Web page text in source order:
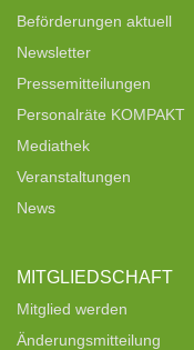
Beförderungen aktuell
Newsletter
Pressemitteilungen
Personalräte KOMPAKT
Mediathek
Veranstaltungen
News
MITGLIEDSCHAFT
Mitglied werden
Änderungsmitteilung